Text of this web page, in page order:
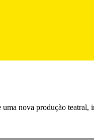
nova produção teatral,